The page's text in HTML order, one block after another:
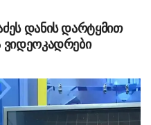
დანის დარტყმით
ვიდეოკადრები